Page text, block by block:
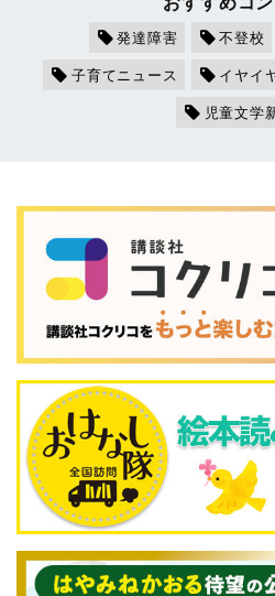
発達障害 不登校
子育てニュース
イヤイ
児童文学